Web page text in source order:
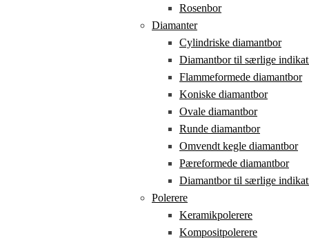
Rosenbor
Diamanter
Cylindriske diamantbor
Diamantbor til særlige
Flammeformede diamantbor
Koniske diamantbor
Ovale diamantbor
Runde diamantbor
Omvendt kegle diamantbor
Pæreformede diamantbor
Diamantbor til særlige
Polerere
Keramikpolerere
Kompositpolerere